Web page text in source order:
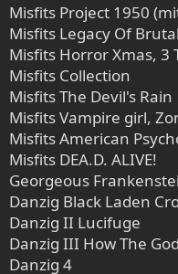
Misfits Project 1950
Misfits Legacy Of
Misfits Horror Xmas, 3
Misfits Collection
Misfits The Devil's Rain
Misfits Vampire girl,
Misfits American
Misfits DEA.D. ALIVE!
Georgeous
Danzig Black Laden
Danzig II Lucifuge
Danzig III How The
Danzig 4